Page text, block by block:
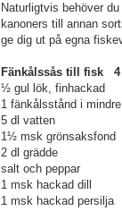
Naturligtvis behöver
kanoners till annan
ge dig ut på egna
Fänkålssås till fisk
½ gul lök, finhackad
1 fänkålsstånd i
5 dl vatten
1½ msk grönsaksfond
2 dl grädde
salt och peppar
1 msk hackad dill
1 msk hackad persilja